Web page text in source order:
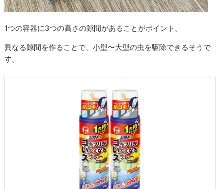
1つの容器に3つの高さの隙間があることがポイント。
異なる隙間を作ることで、小型〜大型の虫を駆除できるそうで
す。